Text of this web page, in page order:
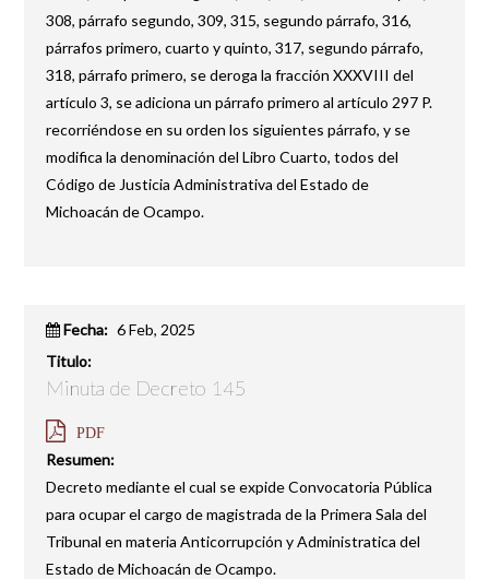
308, párrafo segundo, 309, 315, segundo párrafo, 316,
párrafos primero, cuarto y quinto, 317, segundo párrafo,
318, párrafo primero, se deroga la fracción XXXVIII del
artículo 3, se adiciona un párrafo primero al artículo 297 P.
recorriéndose en su orden los siguientes párrafo, y se
modifica la denominación del Libro Cuarto, todos del
Código de Justicia Administrativa del Estado de
Michoacán de Ocampo.
Fecha: 6 Feb, 2025
Titulo:
Minuta de Decreto 145
PDF
Resumen:
Decreto mediante el cual se expide Convocatoria Pública
para ocupar el cargo de magistrada de la Primera Sala del
Tribunal en materia Anticorrupción y Administratica del
Estado de Michoacán de Ocampo.